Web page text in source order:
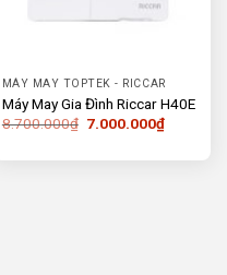
MÁY MAY TOPTEK - RICCAR
Máy May Gia Đình Riccar H40E
8.700.000₫ Giá
8.700.000₫.
7.000.000₫Giá
hiện
là: